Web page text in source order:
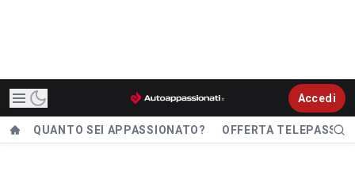
Accedi
QUANTO SEI APPASSIONATO? OFFERTA TELEPASS